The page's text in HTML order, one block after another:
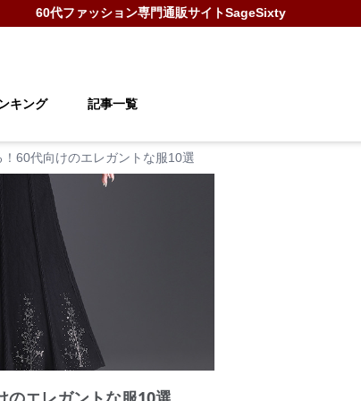
60代ファッション専門通販サイトSageSixty
キング 記事一覧
！60代向けのエレガントな服10選